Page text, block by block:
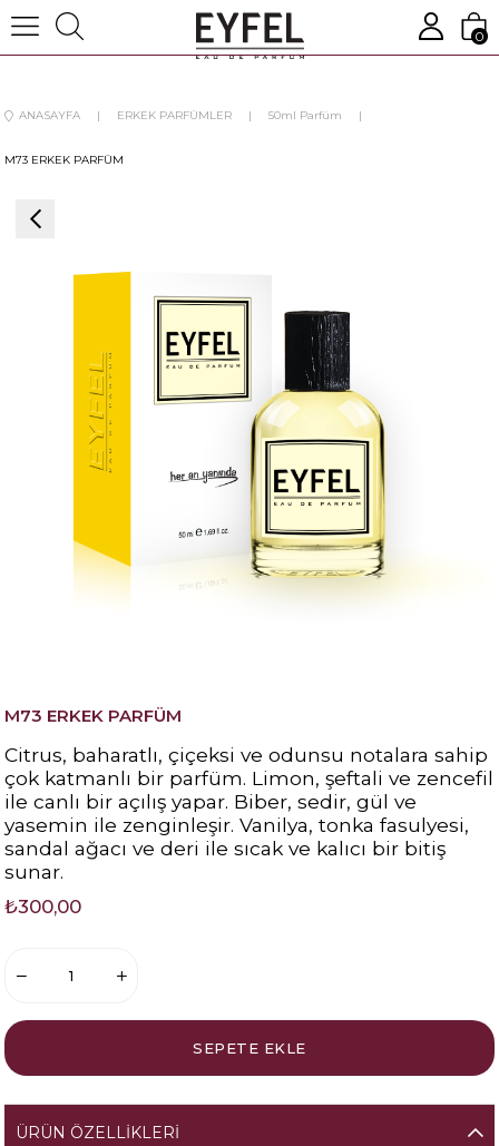
0
ANASAYFA ERKEK PARFÜMLER 50ml Parfüm
M73 ERKEK PARFÜM
M73 ERKEK PARFÜM
Citrus, baharatlı, çiçeksi ve odunsu notalara sahip
çok katmanlı bir parfüm. Limon, şeftali ve zencefil
ile canlı bir açılış yapar. Biber, sedir, gül ve
yasemin ile zenginleşir. Vanilya, tonka fasulyesi,
sandal ağacı ve deri ile sıcak ve kalıcı bir bitiş
sunar.
₺300,00
ÜRÜN ÖZELLIKLERI